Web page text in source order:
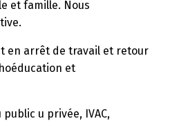
et famille. Nous
en arrêt de travail et retour
et
u privée, IVAC,